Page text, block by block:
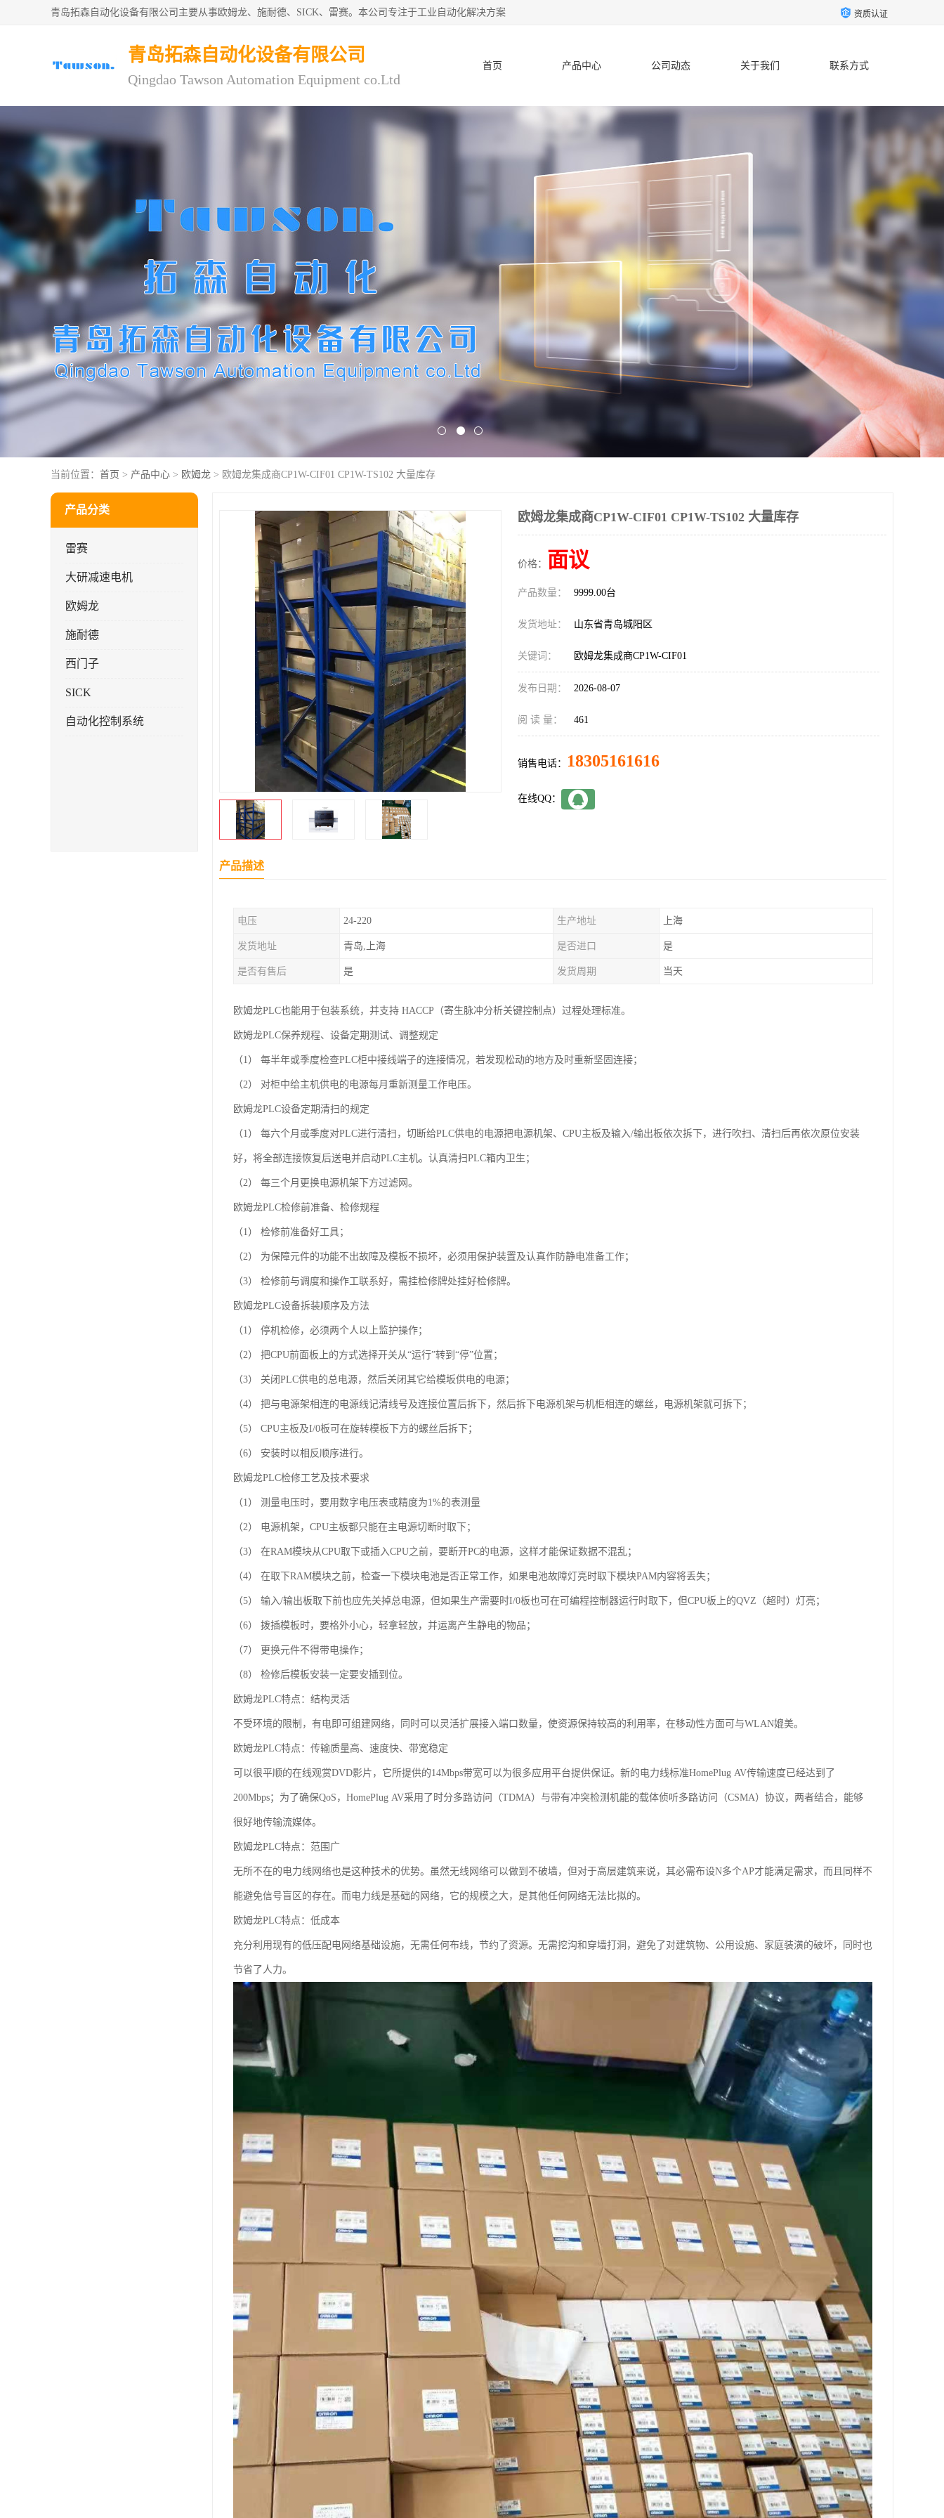
青岛拓森自动化设备有限公司主要从事欧姆龙、施耐德、SICK、雷赛。本公司专注于工业自动化解决方案 资质认证
青岛拓森自动化设备有限公司
Qingdao Tawson Automation Equipment co.Ltd
首页 产品中心 公司动态 关于我们 联系方式
当前位置： 首页 > 产品中心 > 欧姆龙 > 欧姆龙集成商CP1W-CIF01 CP1W-TS102 大量库存
产品分类
雷赛
大研减速电机
欧姆龙
施耐德
西门子
SICK
自动化控制系统
欧姆龙集成商CP1W-CIF01 CP1W-TS102 大量库存
价格： 面议
产品数量： 9999.00台
发货地址： 山东省青岛城阳区
关键词： 欧姆龙集成商CP1W-CIF01
发布日期： 2026-08-07
阅 读 量： 461
销售电话： 18305161616
在线QQ：
产品描述
电压 24-220 生产地址 上海
发货地址 青岛,上海 是否进口 是
是否有售后 是 发货周期 当天
欧姆龙PLC也能用于包装系统，并支持 HACCP（寄生脉冲分析关键控制点）过程处理标准。
欧姆龙PLC保养规程、设备定期测试、调整规定
（1） 每半年或季度检查PLC柜中接线端子的连接情况，若发现松动的地方及时重新坚固连接；
（2） 对柜中给主机供电的电源每月重新测量工作电压。
欧姆龙PLC设备定期清扫的规定
（1） 每六个月或季度对PLC进行清扫，切断给PLC供电的电源把电源机架、CPU主板及输入/输出板依次拆下，进行吹扫、清扫后再依次原位安装
好，将全部连接恢复后送电并启动PLC主机。认真清扫PLC箱内卫生；
（2） 每三个月更换电源机架下方过滤网。
欧姆龙PLC检修前准备、检修规程
（1） 检修前准备好工具；
（2） 为保障元件的功能不出故障及模板不损坏，必须用保护装置及认真作防静电准备工作；
（3） 检修前与调度和操作工联系好，需挂检修牌处挂好检修牌。
欧姆龙PLC设备拆装顺序及方法
（1） 停机检修，必须两个人以上监护操作；
（2） 把CPU前面板上的方式选择开关从“运行”转到“停”位置；
（3） 关闭PLC供电的总电源，然后关闭其它给模坂供电的电源；
（4） 把与电源架相连的电源线记清线号及连接位置后拆下，然后拆下电源机架与机柜相连的螺丝，电源机架就可拆下；
（5） CPU主板及I/0板可在旋转模板下方的螺丝后拆下；
（6） 安装时以相反顺序进行。
欧姆龙PLC检修工艺及技术要求
（1） 测量电压时，要用数字电压表或精度为1%的表测量
（2） 电源机架，CPU主板都只能在主电源切断时取下；
（3） 在RAM模块从CPU取下或插入CPU之前，要断开PC的电源，这样才能保证数据不混乱；
（4） 在取下RAM模块之前，检查一下模块电池是否正常工作，如果电池故障灯亮时取下模块PAM内容将丢失；
（5） 输入/输出板取下前也应先关掉总电源，但如果生产需要时I/0板也可在可编程控制器运行时取下，但CPU板上的QVZ（超时）灯亮；
（6） 拨插模板时，要格外小心，轻拿轻放，并运离产生静电的物品；
（7） 更换元件不得带电操作；
（8） 检修后模板安装一定要安插到位。
欧姆龙PLC特点：结构灵活
不受环境的限制，有电即可组建网络，同时可以灵活扩展接入端口数量，使资源保持较高的利用率，在移动性方面可与WLAN媲美。
欧姆龙PLC特点：传输质量高、速度快、带宽稳定
可以很平顺的在线观赏DVD影片，它所提供的14Mbps带宽可以为很多应用平台提供保证。新的电力线标准HomePlug AV传输速度已经达到了
200Mbps；为了确保QoS，HomePlug AV采用了时分多路访问（TDMA）与带有冲突检测机能的载体侦听多路访问（CSMA）协议，两者结合，能够
很好地传输流媒体。
欧姆龙PLC特点：范围广
无所不在的电力线网络也是这种技术的优势。虽然无线网络可以做到不破墙，但对于高层建筑来说，其必需布设N多个AP才能满足需求，而且同样不
能避免信号盲区的存在。而电力线是基础的网络，它的规模之大，是其他任何网络无法比拟的。
欧姆龙PLC特点：低成本
充分利用现有的低压配电网络基础设施，无需任何布线，节约了资源。无需挖沟和穿墙打洞，避免了对建筑物、公用设施、家庭装潢的破坏，同时也
节省了人力。